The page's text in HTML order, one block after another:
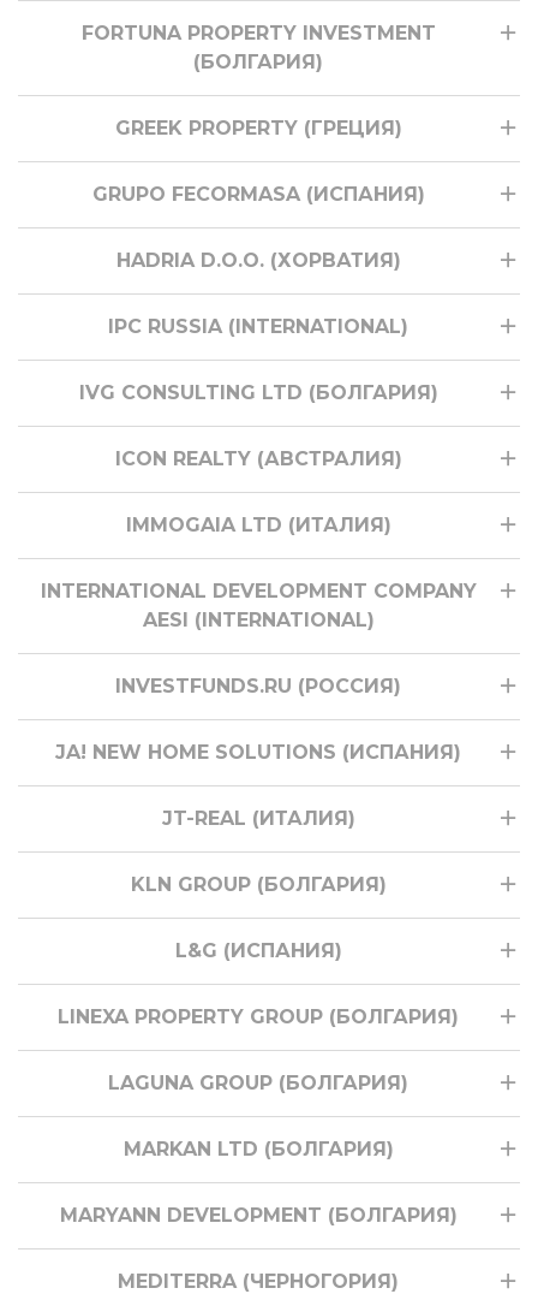
FORTUNA PROPERTY INVESTMENT
(БОЛГАРИЯ)
GREEK PROPERTY (ГРЕЦИЯ)
GRUPO FECORMASA (ИСПАНИЯ)
HADRIA D.O.O. (ХОРВАТИЯ)
IPC RUSSIA (INTERNATIONAL)
IVG CONSULTING LTD (БОЛГАРИЯ)
ICON REALTY (АВСТРАЛИЯ)
IMMOGAIA LTD (ИТАЛИЯ)
INTERNATIONAL DEVELOPMENT COMPANY
AESI (INTERNATIONAL)
INVESTFUNDS.RU (РОССИЯ)
JA! NEW HOME SOLUTIONS (ИСПАНИЯ)
JT-REAL (ИТАЛИЯ)
KLN GROUP (БОЛГАРИЯ)
L&G (ИСПАНИЯ)
LINEXA PROPERTY GROUP (БОЛГАРИЯ)
LAGUNA GROUP (БОЛГАРИЯ)
MARKAN LTD (БОЛГАРИЯ)
MARYANN DEVELOPMENT (БОЛГАРИЯ)
MEDITERRA (ЧЕРНОГОРИЯ)